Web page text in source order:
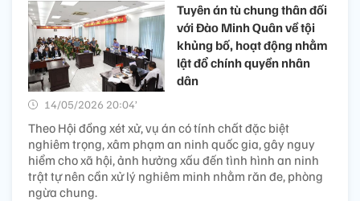
Tuyên án tù chung thân đối
với Đào Minh Quân về tội
khủng bố, hoạt động nhằm
lật đổ chính quyền nhân
dân
14/05/2026 20:04’
Theo Hội đồng xét xử, vụ án có tính chất đặc biệt
nghiêm trọng, xâm phạm an ninh quốc gia, gây nguy
hiểm cho xã hội, ảnh hưởng xấu đến tình hình an ninh
trật tự nên cần xử lý nghiêm minh nhằm răn đe, phòng
ngừa chung.